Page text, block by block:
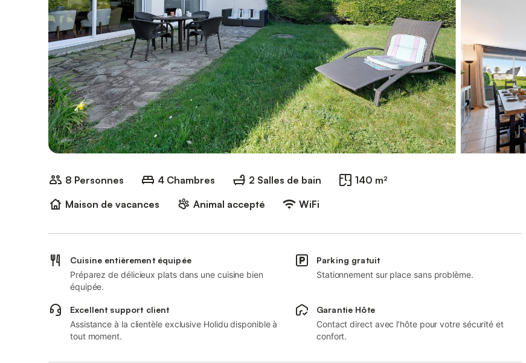
8 Personnes 4 Chambres 2 Salles de bain
140 m²
Maison de vacances
Animal accepté WiFi
Cuisine entièrement équipée
Préparez de délicieux plats dans une cuisine bien
équipée.
Parking gratuit
Stationnement sur place sans problème.
Excellent support client
Assistance à la clientèle exclusive Holidu disponible à
tout moment.
Garantie Hôte
Contact direct avec l’hôte pour votre sécurité et
confort.